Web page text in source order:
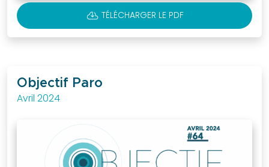
CLOUD_DOWNLOAD TÉLÉCHARGER LE PDF
Objectif Paro
Avril 2024